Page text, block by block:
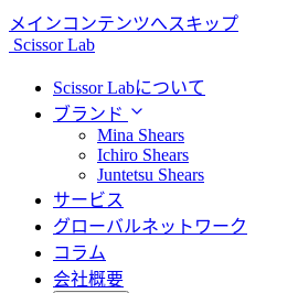
メインコンテンツへスキップ
Scissor Lab
Scissor Labについて
ブランド
Mina Shears
Ichiro Shears
Juntetsu Shears
サービス
グローバルネットワーク
コラム
会社概要